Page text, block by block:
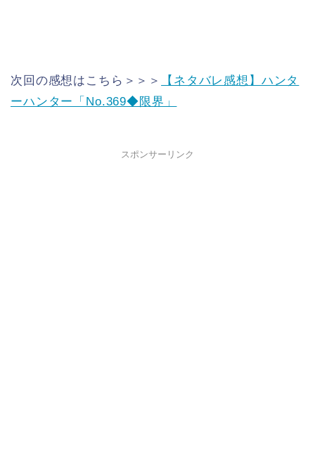
次回の感想はこちら＞＞＞
【ネタバレ感想】ハンタ
ーハンター「No.369◆限界」
スポンサーリンク